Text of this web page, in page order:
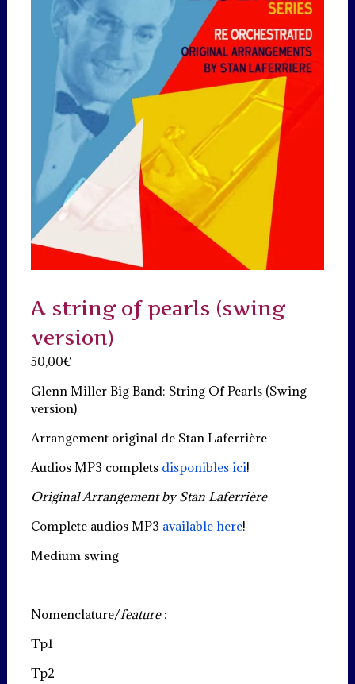
A string of pearls (swing
version)
50,00€
Glenn Miller Big Band: String Of Pearls (Swing
version)
Arrangement original de Stan Laferrière
Audios MP3 complets disponibles ici!
Original Arrangement by Stan Laferrière
Complete audios MP3 available here!
Medium swing
Nomenclature/feature:
Tp1
Tp2